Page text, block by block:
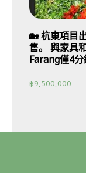
🏡 杭東項目
售。 與家具
Farang僅4分
฿9,500,000